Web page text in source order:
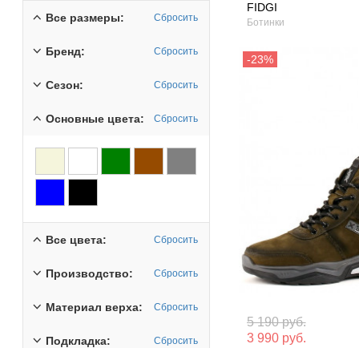
Все размеры: Сбросить
Бренд: Сбросить
Сезон: Сбросить
Основные цвета: Сбросить
Все цвета: Сбросить
Производство: Сбросить
Материал верха: Сбросить
Подкладка: Сбросить
Сезон: Зима FIDGI
Ботинки
Сезон:
Материал вверха: Натуральный
5 190 руб.
3 990 руб.
Материал
кожа